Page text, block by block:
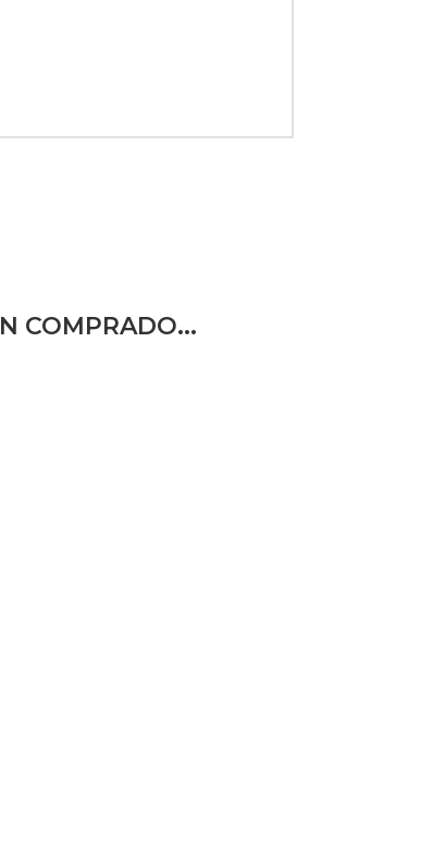
COMPRADO...